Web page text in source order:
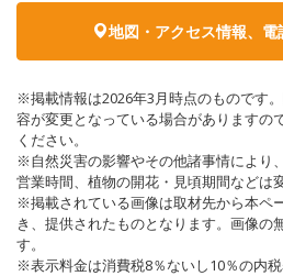
地図・アクセス情報、
※掲載情報は2026年3月時点のものです
容が変更となっている場合がありますの
ください。
※自然災害の影響やその他諸事情により
営業時間、植物の開花・見頃期間などは
※掲載されている画像は取材先から本ペ
き、提供されたものとなります。画像の
す。
※表示料金は消費税8％ないし10％の内税